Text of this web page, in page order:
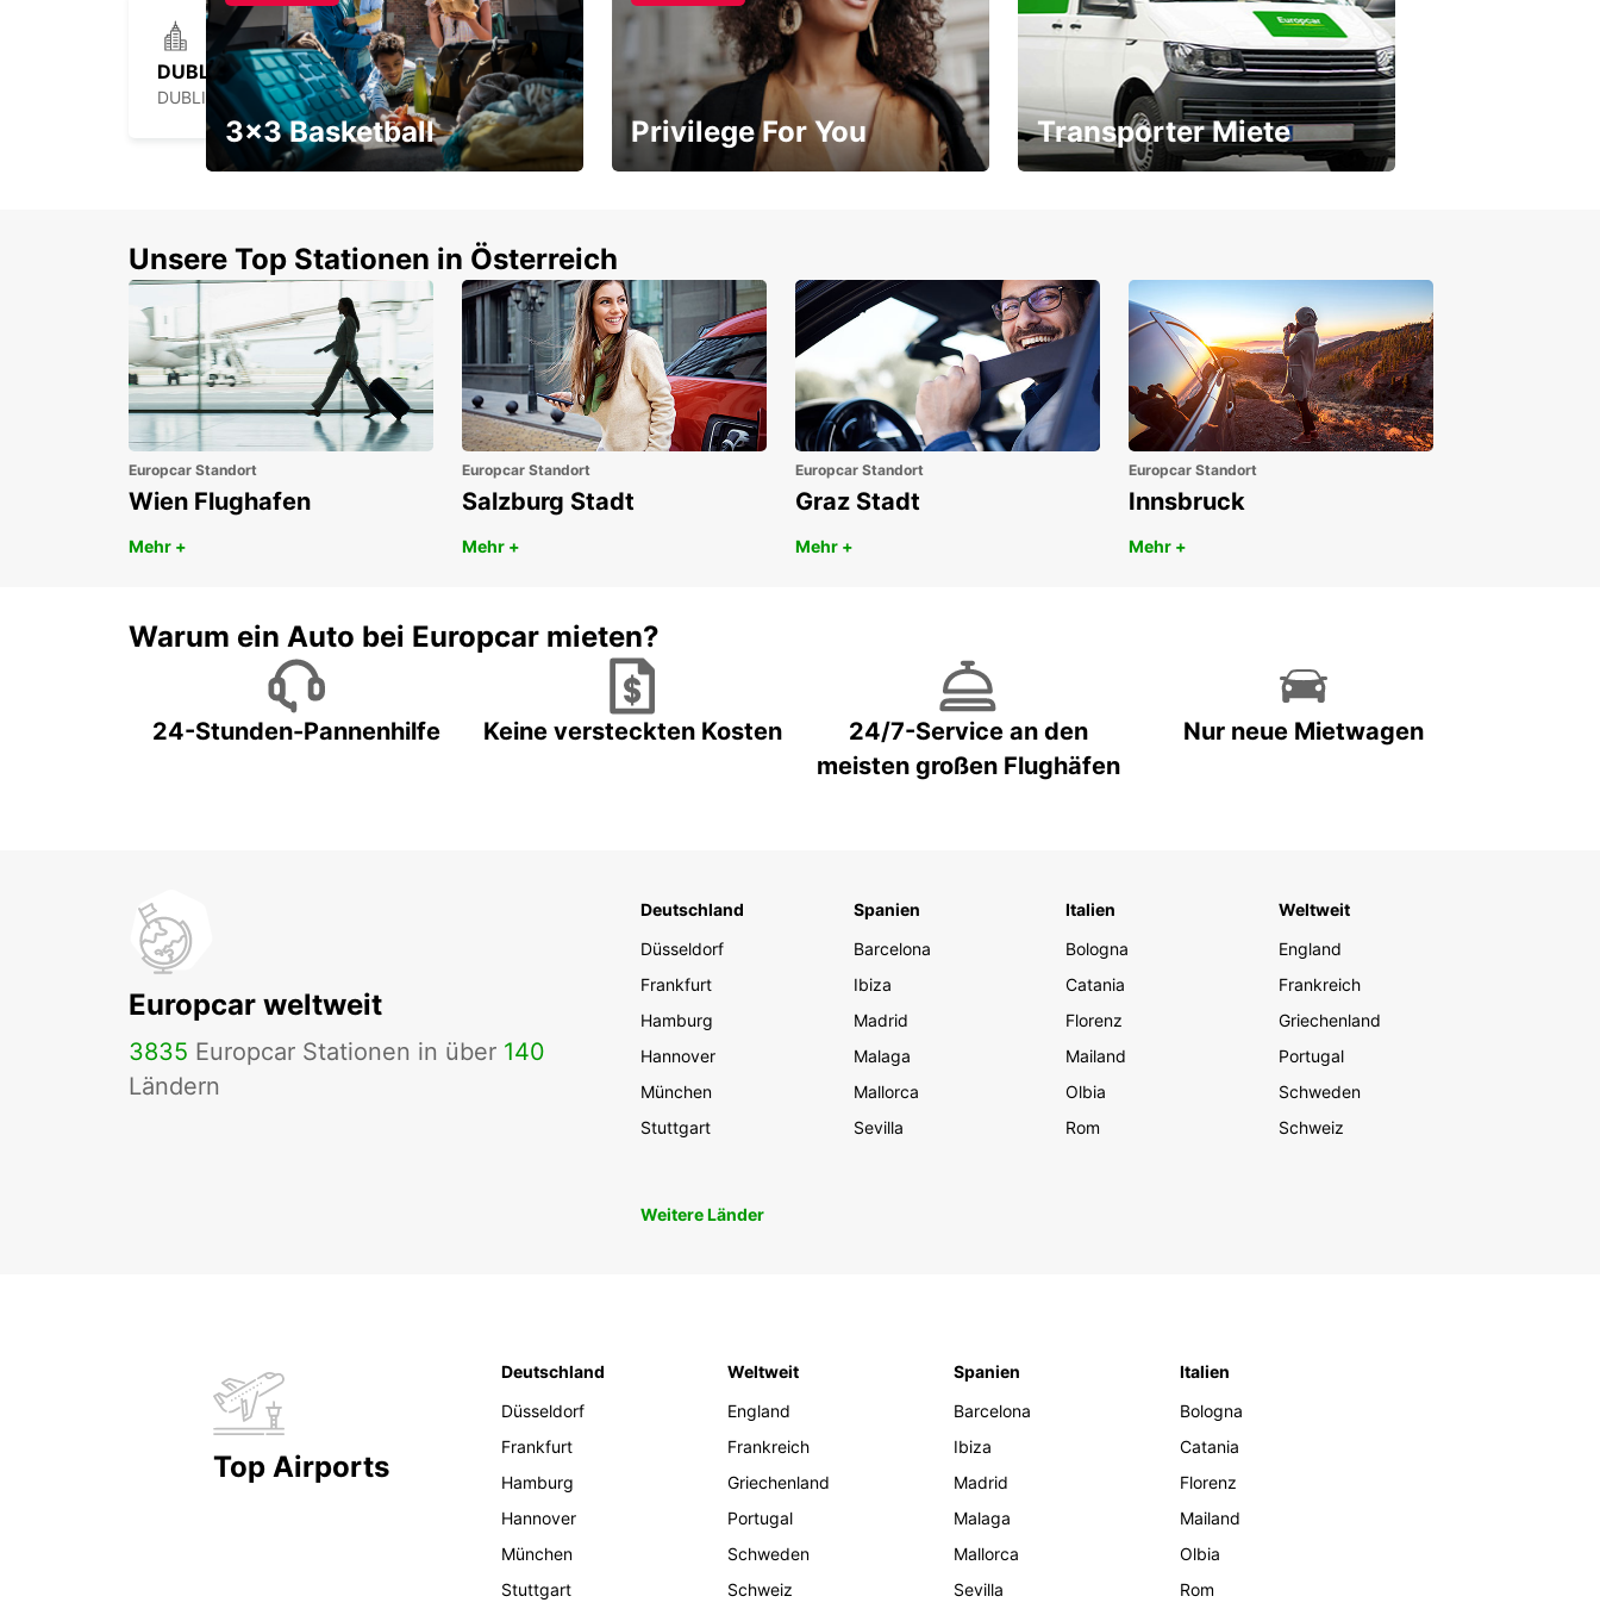
DUBLIN SPENCER DOCK
DUBLIN - IRELAND
3x3 Basketball Privilege For You Transporter Miete
Unsere Top Stationen in Österreich
Europcar Standort
Wien Flughafen
Mehr +
Europcar Standort
Salzburg Stadt
Mehr +
Europcar Standort
Graz Stadt
Mehr +
Europcar Standort
Innsbruck
Mehr +
Warum ein Auto bei Europcar mieten?
24-Stunden-Pannenhilfe Keine versteckten Kosten
24/7-Service an den
meisten großen Flughäfen
Nur neue Mietwagen
Europcar weltweit
3835 Europcar Stationen in über 140
Ländern
Deutschland
Düsseldorf
Frankfurt
Hamburg
Hannover
München
Stuttgart
Spanien
Barcelona
Ibiza
Madrid
Malaga
Mallorca
Sevilla
Italien
Bologna
Catania
Florenz
Mailand
Olbia
Rom
Weltweit
England
Frankreich
Griechenland
Portugal
Schweden
Schweiz
Weitere Länder
Top Airports
Deutschland
Düsseldorf
Frankfurt
Hamburg
Hannover
München
Stuttgart
Weltweit
England
Frankreich
Griechenland
Portugal
Schweden
Schweiz
Spanien
Barcelona
Ibiza
Madrid
Malaga
Mallorca
Sevilla
Italien
Bologna
Catania
Florenz
Mailand
Olbia
Rom